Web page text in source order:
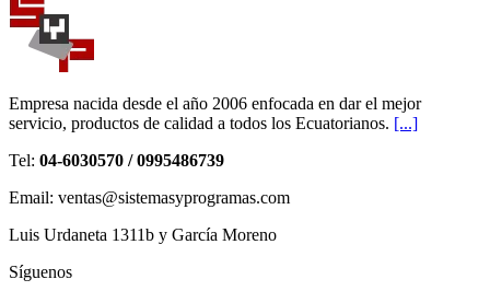
Empresa nacida desde el año 2006 enfocada en dar el mejor
servicio, productos de calidad a todos los Ecuatorianos. [...]
Tel: 04-6030570 / 0995486739
Email: ventas@sistemasyprogramas.com
Luis Urdaneta 1311b y García Moreno
Síguenos